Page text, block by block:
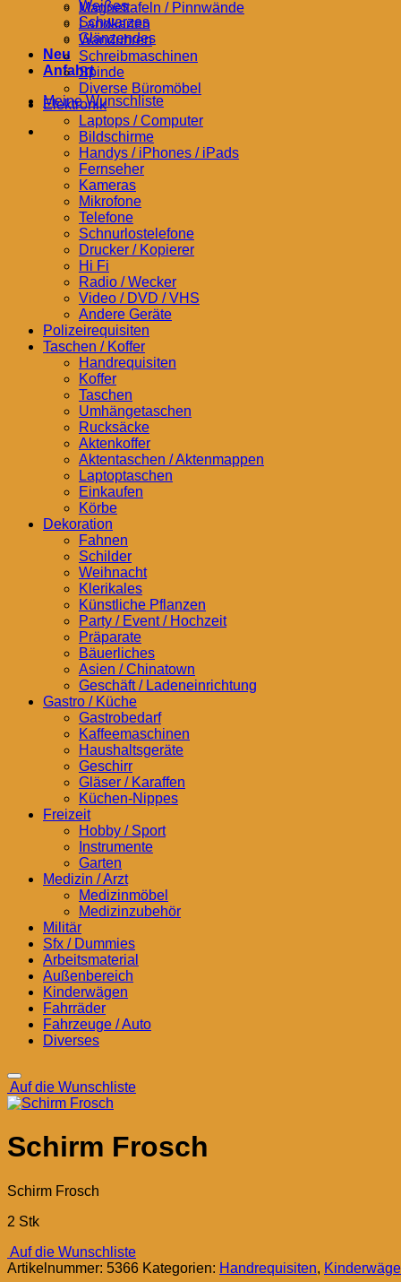
Weißes
Schwarzes
Glänzendes
Neu
Anfahrt
Meine Wunschliste
Magnettafeln / Pinnwände
Landkarten
Wanduhren
Schreibmaschinen
Spinde
Diverse Büromöbel
Elektronik
Laptops / Computer
Bildschirme
Handys / iPhones / iPads
Fernseher
Kameras
Mikrofone
Telefone
Schnurlostelefone
Drucker / Kopierer
Hi Fi
Radio / Wecker
Video / DVD / VHS
Andere Geräte
Polizeirequisiten
Taschen / Koffer
Handrequisiten
Koffer
Taschen
Umhängetaschen
Rucksäcke
Aktenkoffer
Aktentaschen / Aktenmappen
Laptoptaschen
Einkaufen
Körbe
Dekoration
Fahnen
Schilder
Weihnacht
Klerikales
Künstliche Pflanzen
Party / Event / Hochzeit
Präparate
Bäuerliches
Asien / Chinatown
Geschäft / Ladeneinrichtung
Gastro / Küche
Gastrobedarf
Kaffeemaschinen
Haushaltsgeräte
Geschirr
Gläser / Karaffen
Küchen-Nippes
Freizeit
Hobby / Sport
Instrumente
Garten
Medizin / Arzt
Medizinmöbel
Medizinzubehör
Militär
Sfx / Dummies
Arbeitsmaterial
Außenbereich
Kinderwägen
Fahrräder
Fahrzeuge / Auto
Diverses
Auf die Wunschliste
Schirm Frosch
Schirm Frosch
2 Stk
Auf die Wunschliste
Artikelnummer: 5366 Kategorien: Handrequisiten,